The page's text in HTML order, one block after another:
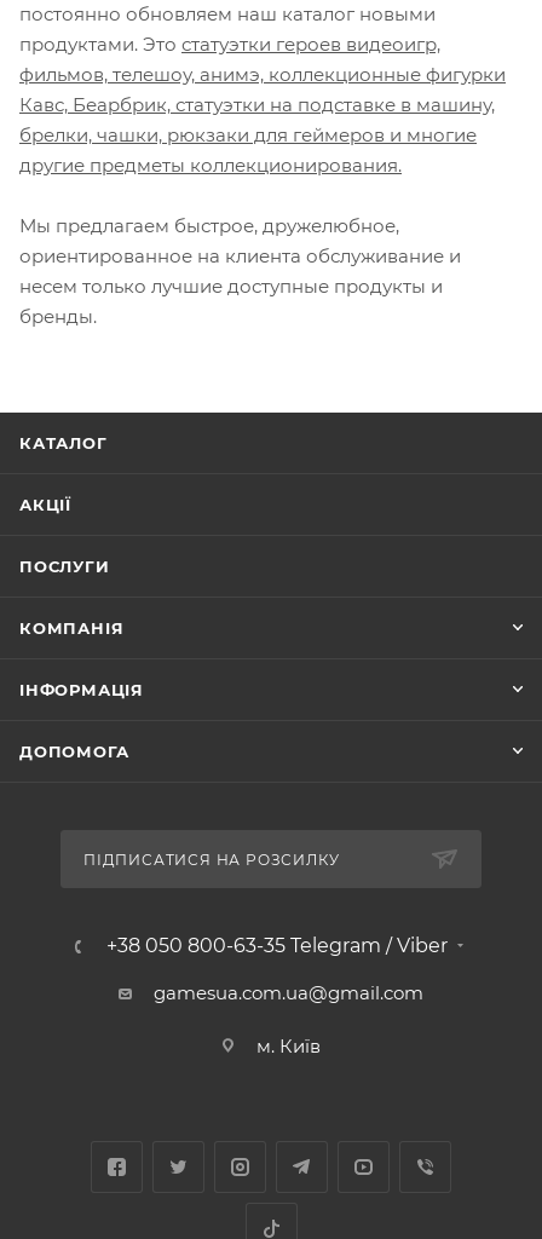
постоянно обновляем наш каталог новыми
продуктами. Это статуэтки героев видеоигр,
фильмов, телешоу, анимэ, коллекционные фигурки
Кавс, Беарбрик, статуэтки на подставке в машину,
брелки, чашки, рюкзаки для геймеров и многие
другие предметы коллекционирования.
Мы предлагаем быстрое, дружелюбное,
ориентированное на клиента обслуживание и
несем только лучшие доступные продукты и
бренды.
КАТАЛОГ
АКЦІЇ
ПОСЛУГИ
КОМПАНІЯ
ІНФОРМАЦІЯ
ДОПОМОГА
ПІДПИСАТИСЯ НА РОЗСИЛКУ
+38 050 800-63-35 Telegram / Viber
gamesua.com.ua@gmail.com
м. Київ